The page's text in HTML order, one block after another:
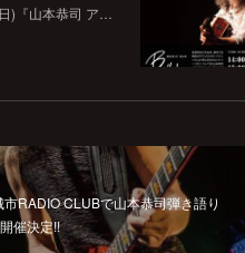
)『山本恭司 ア…
RADIO CLUBで山本恭司弾き語り
催決定!!